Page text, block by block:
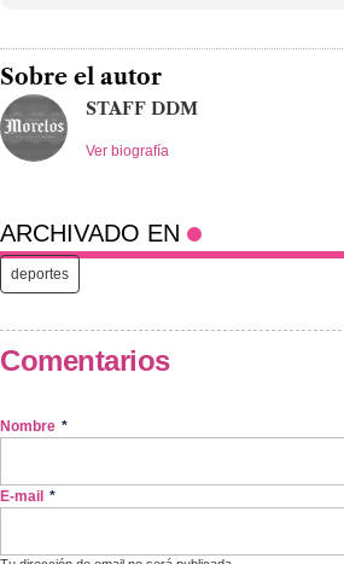
Sobre el autor
STAFF DDM
Ver biografía
ARCHIVADO EN
deportes
Comentarios
Nombre *
E-mail *